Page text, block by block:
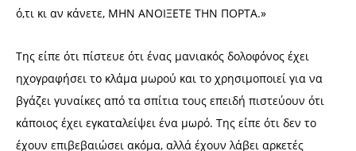
ό,τι κι αν κάνετε, ΜΗΝ ΑΝΟΙΞΕΤΕ ΤΗΝ ΠΟΡΤΑ.»
Της είπε ότι πίστευε ότι ένας μανιακός δολοφόνος έχει
ηχογραφήσει το κλάμα μωρού και το χρησιμοποιεί για να
βγάζει γυναίκες από τα σπίτια τους επειδή πιστεύουν ότι
κάποιος έχει εγκαταλείψει ένα μωρό. Της είπε ότι δεν το
έχουν επιβεβαιώσει ακόμα, αλλά έχουν λάβει αρκετές